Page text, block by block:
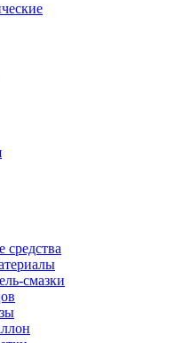
средства
смазки